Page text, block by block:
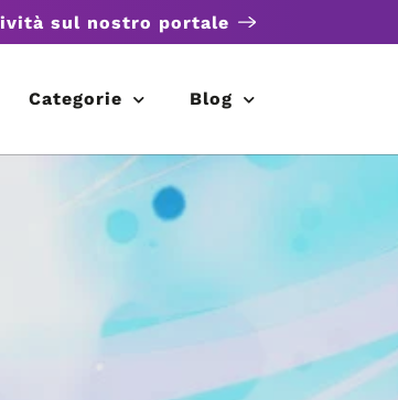
sul nostro portale
Categorie Blog